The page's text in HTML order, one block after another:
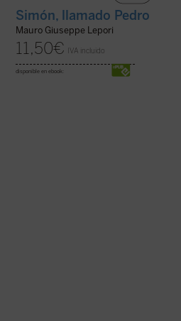
Simón, llamado Pedro
Mauro Giuseppe Lepori
11,50€ IVA incluido
disponible en ebook: